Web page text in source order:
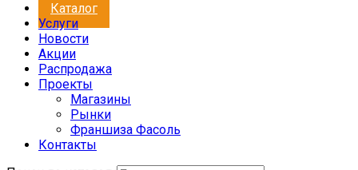
Каталог
Услуги
Новости
Акции
Распродажа
Проекты
Магазины
Рынки
Франшиза Фасоль
Контакты